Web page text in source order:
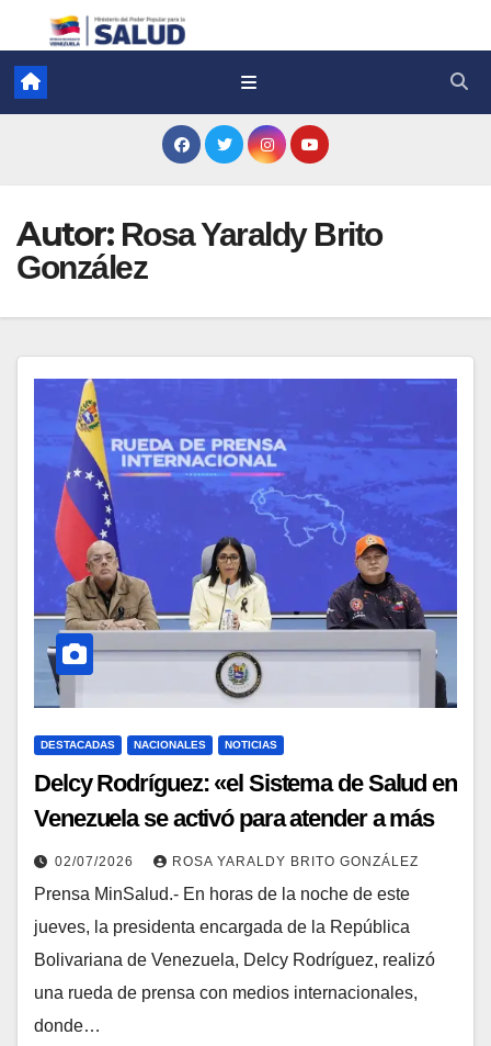
Autor: Rosa Yaraldy Brito
González
DESTACADAS NACIONALES NOTICIAS
Delcy Rodríguez: «el Sistema de Salud en
Venezuela se activó para atender a más
de 12 mil 400 heridos»
02/07/2026 ROSA YARALDY BRITO GONZÁLEZ
Prensa MinSalud.- En horas de la noche de este
jueves, la presidenta encargada de la República
Bolivariana de Venezuela, Delcy Rodríguez, realizó
una rueda de prensa con medios internacionales,
donde…